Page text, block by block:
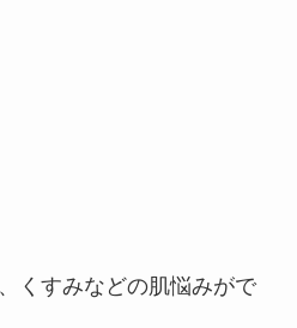
くすみなどの肌悩みがで